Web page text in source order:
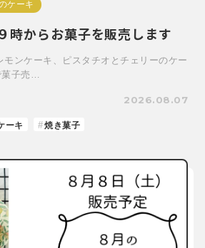
ケーキ
時からお菓子を販売します
モンケーキ、ピスタチオとチェリーのケー
子売…
2026.08.07
ーキ 焼き菓子